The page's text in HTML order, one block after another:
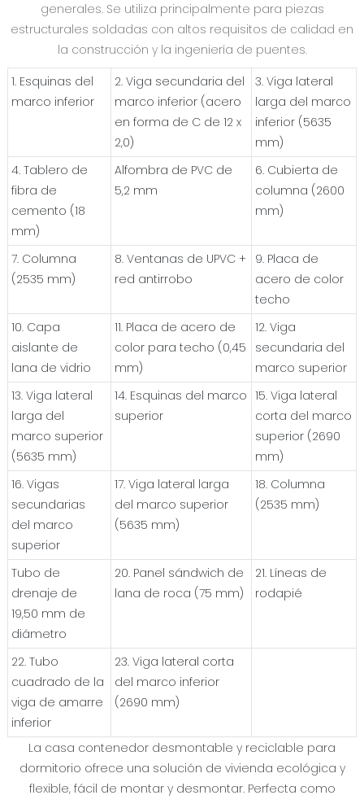
generales. Se utiliza principalmente para piezas
estructurales soldadas con altos requisitos de calidad en
la construcción y la ingeniería de puentes.
1. Esquinas del
marco inferior
2. Viga secundaria del
marco inferior (acero
en forma de C de 12 x
2,0)
3. Viga lateral
larga del marco
inferior (5635
mm)
4. Tablero de
fibra de
cemento (18
mm)
Alfombra de PVC de
5,2 mm
6. Cubierta de
columna (2600
mm)
7. Columna
(2535 mm)
8. Ventanas de UPVC +
red antirrobo
9. Placa de
acero de color
techo
10. Capa
aislante de
lana de vidrio
11. Placa de acero de
color para techo (0,45
mm)
12. Viga
secundaria del
marco superior
13. Viga lateral
larga del
marco superior
(5635 mm)
14. Esquinas del marco
superior
15. Viga lateral
corta del marco
superior (2690
mm)
16. Vigas
secundarias
del marco
superior
17. Viga lateral larga
del marco superior
(5635 mm)
18. Columna
(2535 mm)
Tubo de
drenaje de
19,50 mm de
diámetro
20. Panel sándwich de
lana de roca (75 mm)
21. Líneas de
rodapié
22. Tubo
cuadrado de la
viga de amarre
inferior
23. Viga lateral corta
del marco inferior
(2690 mm)
La casa contenedor desmontable y reciclable para
dormitorio ofrece una solución de vivienda ecológica y
flexible, fácil de montar y desmontar. Perfecta como